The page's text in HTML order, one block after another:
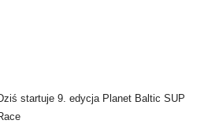
startuje 9. edycja Planet Baltic SUP